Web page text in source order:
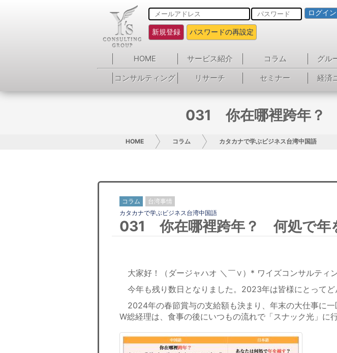
ログイン
新規登録 パスワードの再設定
HOME サービス紹介 コラム グル
コンサルティング
リサーチ セミナー 経済
031 你在哪裡跨年？
HOME コラム カタカナで学ぶビジネス台湾中国語
コラム 台湾事情
カタカナで学ぶビジネス台湾中国語
031 你在哪裡跨年？ 何処で年
大家好！（ダージャハオ ＼￣∨）* ワイズコンサルティン
今年も残り数日となりました。2023年は皆様にとってど
2024年の春節賞与の支給額も決まり、年末の大仕事に一
W総経理は、食事の後にいつもの流れで「スナック光」に